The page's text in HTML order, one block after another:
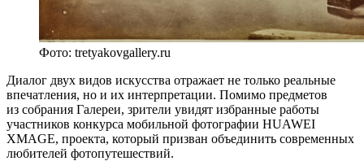
Фото: tretyakovgallery.ru
Диалог двух видов искусства отражает не только реальные
впечатления, но и их интерпретации. Помимо предметов
из собрания Галереи, зрители увидят избранные работы
участников конкурса мобильной фотографии HUAWEI
XMAGE, проекта, который призван объединить современных
любителей фотопутешествий.